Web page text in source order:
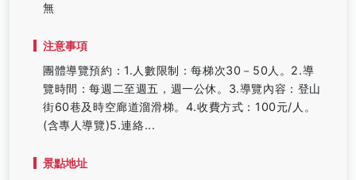
無
注意事項
團體導覽預約：1.人數限制：每梯次30－50人。2.導
覽時間：每週二至週五，週一公休。3.導覽內容：登山
街60巷及時空廊道溜滑梯。4.收費方式：100元/人。
(含專人導覽)5.連絡...
景點地址